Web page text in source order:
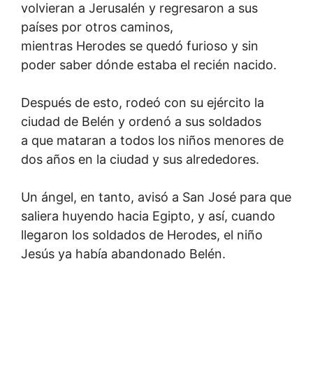
volvieran a Jerusalén y regresaron a sus
países por otros caminos,
mientras Herodes se quedó furioso y sin
poder saber dónde estaba el recién nacido.
Después de esto, rodeó con su ejército la
ciudad de Belén y ordenó a sus soldados
a que mataran a todos los niños menores de
dos años en la ciudad y sus alrededores.
Un ángel, en tanto, avisó a San José para que
saliera huyendo hacia Egipto, y así, cuando
llegaron los soldados de Herodes, el niño
Jesús ya había abandonado Belén.